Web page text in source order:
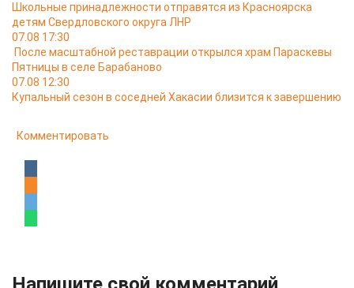
Школьные принадлежности отправятся из Красноярска
детям Свердловского округа ЛНР
07.08 17:30
После масштабной реставрации открылся храм Параскевы
Пятницы в селе Барабаново
07.08 12:30
Купальный сезон в соседней Хакасии близится к завершению
Комментировать